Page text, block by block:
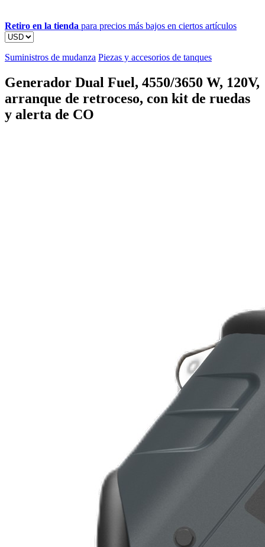
Retiro en la tienda para precios más bajos en ciertos artículos
Suministros de mudanza Piezas y accesorios de tanques
Generador Dual Fuel, 4550/3650 W, 120V,
arranque de retroceso, con kit de ruedas
y alerta de CO